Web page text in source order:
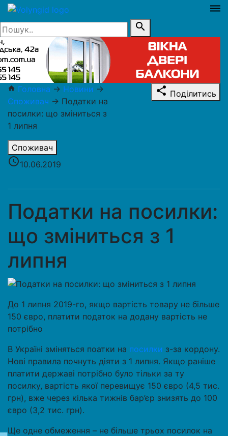
dehaze
search
home Головна → Новини →
Споживач → Податки на
посилки: що зміниться з
1 липня
Споживач
access_time10.06.2019
share Поділитись
Податки на посилки:
що зміниться з 1
липня
До 1 липня 2019-го, якщо вартість товару не більше
150 євро, платити податок на додану вартість не
потрібно
В Україні зміняться поатки на посилки з-за кордону.
Нові правила почнуть діяти з 1 липня. Якщо раніше
платити державі потрібно було тільки за ту
посилку, вартість якої перевищує 150 євро (4,5 тис.
грн), вже через кілька тижнів бар’єр знизять до 100
євро (3,2 тис. грн).
Ще одне обмеження – не більше трьох посилок на